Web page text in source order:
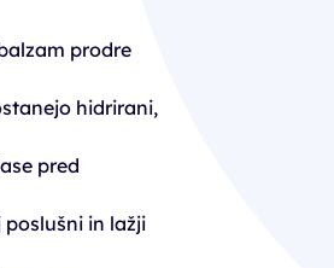
prodre
hidrirani,
pred
in lažji